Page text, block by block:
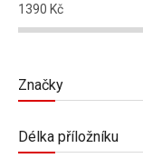
1390 Kč
Značky
Délka příložníku